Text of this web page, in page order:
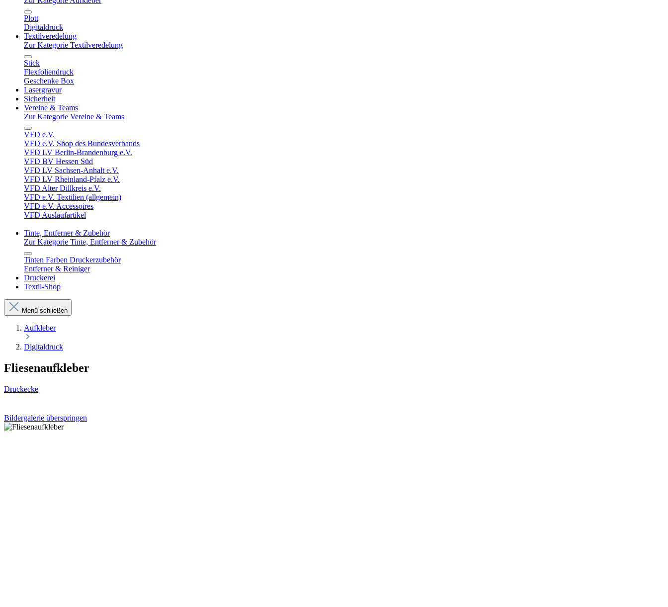
Plott
Digitaldruck
Textilveredelung
Zur Kategorie Textilveredelung
Stick
Flexfoliendruck
Geschenke Box
Lasergravur
Sicherheit
Vereine & Teams
Zur Kategorie Vereine & Teams
VFD e.V.
VFD e.V. Shop des Bundesverbands
VFD LV Berlin-Brandenburg e.V.
VFD BV Hessen Süd
VFD LV Sachsen-Anhalt e.V.
VFD LV Rheinland-Pfalz e.V.
VFD Alter Dillkreis e.V.
VFD e.V. Textilien (allgemein)
VFD e.V. Accessoires
VFD Auslaufartikel
Tinte, Entferner & Zubehör
Zur Kategorie Tinte, Entferner & Zubehör
Tinten Farben Druckerzubehör
Entferner & Reiniger
Druckerei
Textil-Shop
Menü schließen
Aufkleber
Digitaldruck
Fliesenaufkleber
Druckecke
Bildergalerie überspringen